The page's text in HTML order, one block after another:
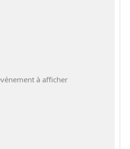
à afficher